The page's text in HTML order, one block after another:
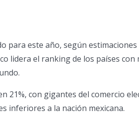
para este año, según estimaciones
lidera el ranking de los países
21%, con gigantes del comercio
inferiores a la nación mexicana.